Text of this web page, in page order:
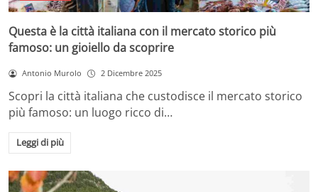
Questa è la città italiana con il mercato storico più
famoso: un gioiello da scoprire
Antonio Murolo 2 Dicembre 2025
Scopri la città italiana che custodisce il mercato storico
più famoso: un luogo ricco di…
Leggi di più